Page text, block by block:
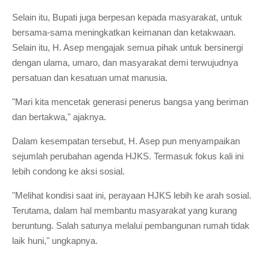
Selain itu, Bupati juga berpesan kepada masyarakat, untuk
bersama-sama meningkatkan keimanan dan ketakwaan.
Selain itu, H. Asep mengajak semua pihak untuk bersinergi
dengan ulama, umaro, dan masyarakat demi terwujudnya
persatuan dan kesatuan umat manusia.
"Mari kita mencetak generasi penerus bangsa yang beriman
dan bertakwa," ajaknya.
Dalam kesempatan tersebut, H. Asep pun menyampaikan
sejumlah perubahan agenda HJKS. Termasuk fokus kali ini
lebih condong ke aksi sosial.
"Melihat kondisi saat ini, perayaan HJKS lebih ke arah sosial.
Terutama, dalam hal membantu masyarakat yang kurang
beruntung. Salah satunya melalui pembangunan rumah tidak
laik huni," ungkapnya.